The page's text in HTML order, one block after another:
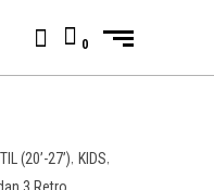
0
(20’-27’) KIDS
3 Retro